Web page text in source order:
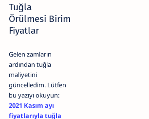
Tuğla
Örülmesi Birim
Fiyatlar
Gelen zamların
ardından tuğla
maliyetini
güncelledim. Lütfen
bu yazıyı okuyun:
2021 Kasım ayı
fiyatlarıyla tuğla